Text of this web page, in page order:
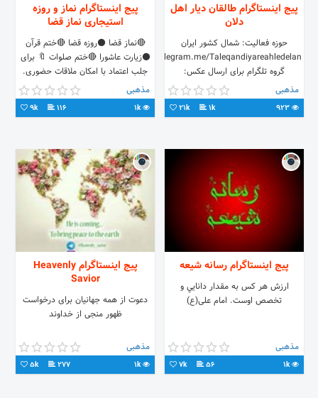
پیج اینستاگرام طالقان دیار اهل
دلان
حوزه فعالیت: شمال کشور ایران
Telegram.me/Taleqandiyareahledelan
گروه تلگرام برای ارسال عکس:
http://t.me/joinchat/Bfj_JA2h8V7n_SkKgeLjCA.com
Dizon.ir
مذهبی
1k
21k
پیج اینستاگرام نماز و روزه
استیجاری نماز قضا
🔴نماز قضا ⚫روزه قضا 🔴ختم قرآن
⚫زیارت عاشورا 🔴ختم صلوات 🔖 برای
جلب اعتماد با امکان ملاقات حضوری.
⚫ هماهنگی دایرکت بدهید ✉
09198128870 🔴روحانی 🕳تهران
مذهبی
1k
116
9k
پیج اینستاگرام رسانه شیعه
ارزش هر كس به مقدار دانايي و
تخصص اوست. امام علی(ع)
مذهبی
1k
56
7k
پیج اینستاگرام Heavenly
Savior
دعوت از همه جهانیان برای درخواست
ظهور منجی از خداوند
مذهبی
1k
277
5k